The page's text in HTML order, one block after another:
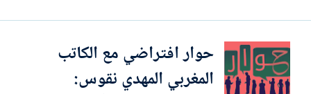
راكمت تجربة هادئة لكن كثيفة، قادمة من
عمق الواقع المغربي، لتكتب عن ناسه
حوار افتراضي مع الكاتب
المغربي المهدي نقوس: